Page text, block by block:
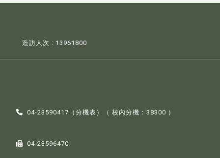
造訪人次 : 13961800
04-23590417（分機表 ）（ 校內分機：38300 ）
04-23596470